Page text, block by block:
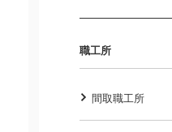
職工所
間取職工所